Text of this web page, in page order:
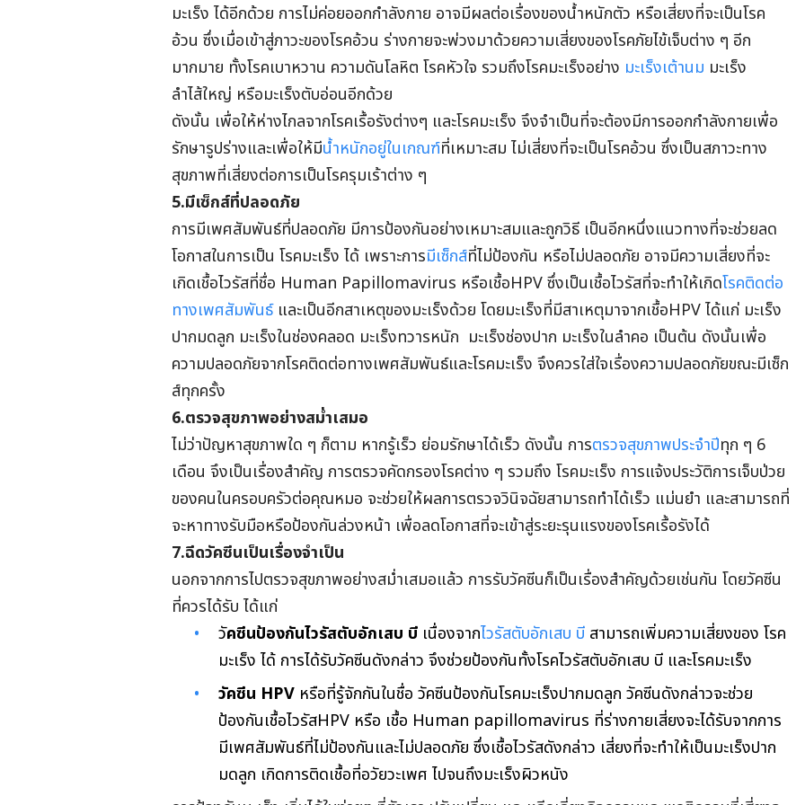
มะเร็ง ได้อีกด้วย การไม่ค่อยออกกำลังกาย อาจมีผลต่อเรื่องของน้ำหนักตัว หรือเสี่ยงที่จะเป็นโรค
อ้วน ซึ่งเมื่อเข้าสู่ภาวะของโรคอ้วน ร่างกายจะพ่วงมาด้วยความเสี่ยงของโรคภัยไข้เจ็บต่าง ๆ อีก
มากมาย ทั้งโรคเบาหวาน ความดันโลหิต โรคหัวใจ รวมถึงโรคมะเร็งอย่าง มะเร็งเต้านม มะเร็ง
ลำไส้ใหญ่ หรือมะเร็งตับอ่อนอีกด้วย
ดังนั้น เพื่อให้ห่างไกลจากโรคเรื้อรังต่างๆ และโรคมะเร็ง จึงจำเป็นที่จะต้องมีการออกกำลังกายเพื่อ
รักษารูปร่างและเพื่อให้มีน้ำหนักอยู่ในเกณฑ์ที่เหมาะสม ไม่เสี่ยงที่จะเป็นโรคอ้วน ซึ่งเป็นสภาวะทาง
สุขภาพที่เสี่ยงต่อการเป็นโรครุมเร้าต่าง ๆ
5.มีเซ็กส์ที่ปลอดภัย
การมีเพศสัมพันธ์ที่ปลอดภัย มีการป้องกันอย่างเหมาะสมและถูกวิธี เป็นอีกหนึ่งแนวทางที่จะช่วยลด
โอกาสในการเป็น โรคมะเร็ง ได้ เพราะการมีเซ็กส์ที่ไม่ป้องกัน หรือไม่ปลอดภัย อาจมีความเสี่ยงที่จะ
เกิดเชื้อไวรัสที่ชื่อ Human Papillomavirus หรือเชื้อHPV ซึ่งเป็นเชื้อไวรัสที่จะทำให้เกิดโรคติดต่อ
ทางเพศสัมพันธ์และเป็นอีกสาเหตุของมะเร็งด้วย โดยมะเร็งที่มีสาเหตุมาจากเชื้อHPV ได้แก่ มะเร็ง
ปากมดลูก มะเร็งในช่องคลอด มะเร็งทวารหนัก มะเร็งช่องปาก มะเร็งในลำคอ เป็นต้น ดังนั้นเพื่อ
ความปลอดภัยจากโรคติดต่อทางเพศสัมพันธ์และโรคมะเร็ง จึงควรใส่ใจเรื่องความปลอดภัยขณะมีเซ็ก
ส์ทุกครั้ง
6.ตรวจสุขภาพอย่างสม่ำเสมอ
ไม่ว่าปัญหาสุขภาพใด ๆ ก็ตาม หากรู้เร็ว ย่อมรักษาได้เร็ว ดังนั้น การตรวจสุขภาพประจำปีทุก ๆ 6
เดือน จึงเป็นเรื่องสำคัญ การตรวจคัดกรองโรคต่าง ๆ รวมถึง โรคมะเร็ง การแจ้งประวัติการเจ็บป่วย
ของคนในครอบครัวต่อคุณหมอ จะช่วยให้ผลการตรวจวินิจฉัยสามารถทำได้เร็ว แม่นยำ และสามารถที่
จะหาทางรับมือหรือป้องกันล่วงหน้า เพื่อลดโอกาสที่จะเข้าสู่ระยะรุนแรงของโรคเรื้อรังได้
7.ฉีดวัคซีนเป็นเรื่องจำเป็น
นอกจากการไปตรวจสุขภาพอย่างสม่ำเสมอแล้ว การรับวัคซีนก็เป็นเรื่องสำคัญด้วยเช่นกัน โดยวัคซีน
ที่ควรได้รับ ได้แก่
วัคซีนป้องกันไวรัสตับอักเสบ บี เนื่องจากไวรัสตับอักเสบ บี สามารถเพิ่มความเสี่ยงของ โรค
มะเร็ง ได้ การได้รับวัคซีนดังกล่าว จึงช่วยป้องกันทั้งโรคไวรัสตับอักเสบ บี และโรคมะเร็ง
วัคซีน HPV หรือที่รู้จักกันในชื่อ วัคซีนป้องกันโรคมะเร็งปากมดลูก วัคซีนดังกล่าวจะช่วย
ป้องกันเชื้อไวรัสHPV หรือ เชื้อ Human papillomavirus ที่ร่างกายเสี่ยงจะได้รับจากการ
มีเพศสัมพันธ์ที่ไม่ป้องกันและไม่ปลอดภัย ซึ่งเชื้อไวรัสดังกล่าว เสี่ยงที่จะทำให้เป็นมะเร็งปาก
มดลูก เกิดการติดเชื้อที่อวัยวะเพศ ไปจนถึงมะเร็งผิวหนัง